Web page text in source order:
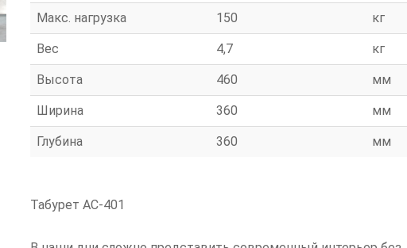
Макс. нагрузка 150 кг
Вес 4,7 кг
Высота 460 мм
Ширина 360 мм
Глубина 360 мм
Табурет АС-401